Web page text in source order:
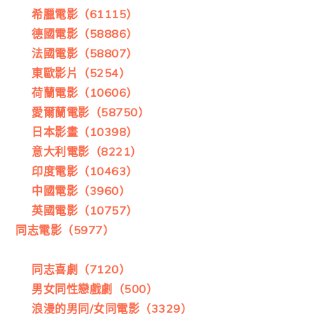
希臘電影（61115）
德國電影（58886）
法國電影（58807）
東歐影片（5254）
荷蘭電影（10606）
愛爾蘭電影（58750）
日本影畫（10398）
意大利電影（8221）
印度電影（10463）
中國電影（3960）
英國電影（10757）
同志電影（5977）
同志喜劇（7120）
男女同性戀戲劇（500）
浪漫的男同/女同電影（3329）